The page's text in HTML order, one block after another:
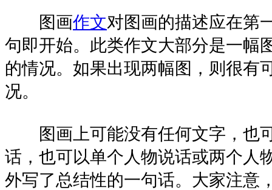
图画作文对图画的描述应在第
句即开始。此类作文大部分是一幅
的情况。如果出现两幅图，则很有
况。
图画上可能没有任何文字，也
话，也可以单个人物说话或两个人
外写了总结性的一句话。大家注意